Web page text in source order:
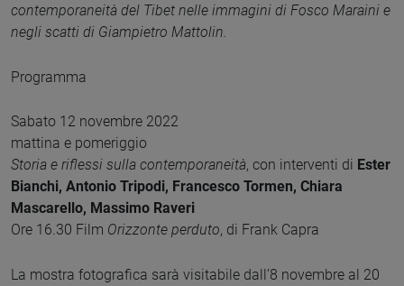
contemporaneità del Tibet nelle immagini di Fosco Maraini e
negli scatti di Giampietro Mattolin.
Programma
Sabato 12 novembre 2022
mattina e pomeriggio
Storia e riflessi sulla contemporaneità, con interventi di Ester
Bianchi, Antonio Tripodi, Francesco Tormen, Chiara
Mascarello, Massimo Raveri
Ore 16.30 Film Orizzonte perduto, di Frank Capra
La mostra fotografica sarà visitabile dall’8 novembre al 20